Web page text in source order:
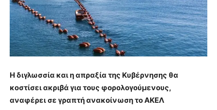
Η διγλωσσία και η απραξία της Κυβέρνησης θα
κοστίσει ακριβά για τους φορολογούμενους,
αναφέρει σε γραπτή ανακοίνωση το ΑΚΕΛ